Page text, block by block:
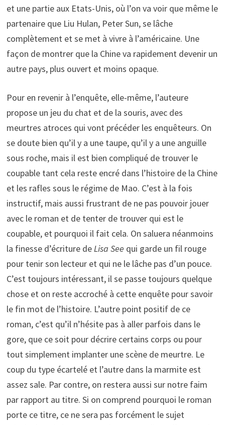
et une partie aux Etats-Unis, où l’on va voir que même le
partenaire que Liu Hulan, Peter Sun, se lâche
complètement et se met à vivre à l’américaine. Une
façon de montrer que la Chine va rapidement devenir un
autre pays, plus ouvert et moins opaque.
Pour en revenir à l’enquête, elle-même, l’auteure
propose un jeu du chat et de la souris, avec des
meurtres atroces qui vont précéder les enquêteurs. On
se doute bien qu’il y a une taupe, qu’il y a une anguille
sous roche, mais il est bien compliqué de trouver le
coupable tant cela reste encré dans l’histoire de la Chine
et les rafles sous le régime de Mao. C’est à la fois
instructif, mais aussi frustrant de ne pas pouvoir jouer
avec le roman et de tenter de trouver qui est le
coupable, et pourquoi il fait cela. On saluera néanmoins
la finesse d’écriture deLisa See qui garde un fil rouge
pour tenir son lecteur et qui ne le lâche pas d’un pouce.
C’est toujours intéressant, il se passe toujours quelque
chose et on reste accroché à cette enquête pour savoir
le fin mot de l’histoire. L’autre point positif de ce
roman, c’est qu’il n’hésite pas à aller parfois dans le
gore, que ce soit pour décrire certains corps ou pour
tout simplement implanter une scène de meurtre. Le
coup du type écartelé et l’autre dans la marmite est
assez sale. Par contre, on restera aussi sur notre faim
par rapport au titre. Si on comprend pourquoi le roman
porte ce titre, ce ne sera pas forcément le sujet